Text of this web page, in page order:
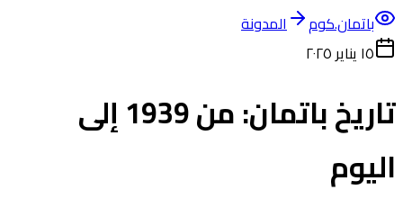
باتمان.كوم
المدونة
١٥ يناير ٢٠٢٥
تاريخ باتمان: من 1939 إلى
اليوم